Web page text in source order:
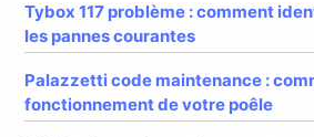
Tybox 117 problème : comment
les pannes courantes
Palazzetti code maintenance :
fonctionnement de votre poêle